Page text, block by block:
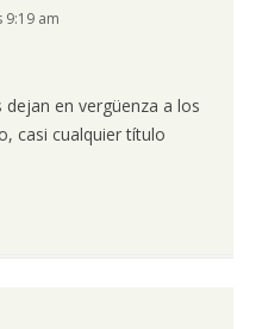
9:19 am
en vergüenza a los
casi cualquier título